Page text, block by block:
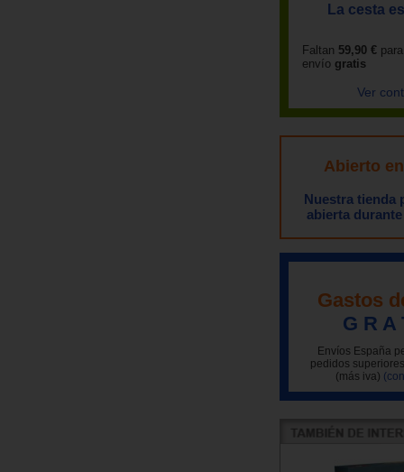
La cesta
Faltan 59,90 €
envío gratis
Ver
Abierto
Nuestra tienda
abierta
Gastos
G R A
Envíos España
pedidos
(más iva)